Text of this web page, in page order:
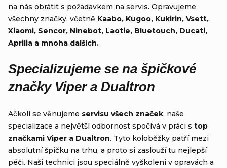
na nás obrátit s požadavkem na servis. Opravujeme
všechny značky, včetně Kaabo, Kugoo, Kukirin, Vsett,
Xiaomi, Sencor, Ninebot, Laotie, Bluetouch, Ducati,
Aprilia a mnoha dalších.
Specializujeme se na špičkové
značky Viper a Dualtron
Ačkoli se věnujeme servisu všech značek, naše
specializace a největší odbornost spočívá v práci s top
značkami Viper a Dualtron. Tyto koloběžky patří mezi
absolutní špičku na trhu, a proto si zaslouží tu nejlepší
péči. Naši technici jsou speciálně vyškoleni v opravách a